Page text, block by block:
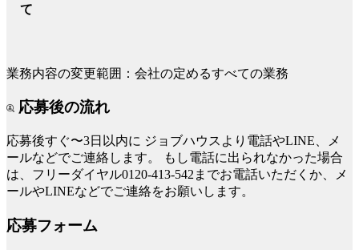
て
業務内容の変更範囲：会社の定めるすべての業務
応募後の流れ
応募後すぐ〜3日以内に ジョブハウスより電話やLINE、メ
ールなどでご連絡します。
もし電話に出られなかった場合
は、フリーダイヤル0120-413-542までお電話いただくか、メ
ールやLINEなどでご連絡をお願いします。
応募フォーム